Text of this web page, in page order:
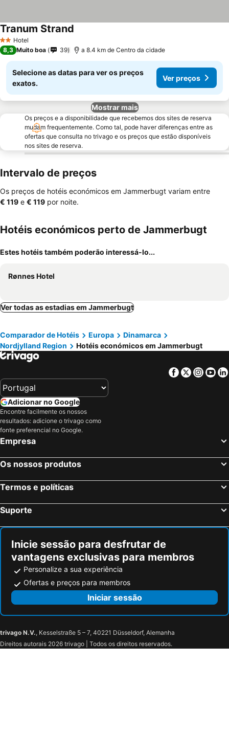
2 Estrelas
Hotel
Tranum Strand
8,3 Muito boa 39 a 8.4 km de Centro da cidade
Selecione as datas para ver os preços
exatos.
Ver preços
Mostrar mais
Os preços e a disponibilidade que recebemos dos sites de reserva
mudam frequentemente. Como tal, pode haver diferenças entre as
ofertas que consulta no trivago e os preços que estão disponíveis
nos sites de reserva.
Intervalo de preços
Os preços de hotéis económicos em Jammerbugt variam entre
‎€ 119 e ‎€ 119 por noite.
Hotéis económicos perto de Jammerbugt
Estes hotéis também poderão interessá-lo...
Rønnes Hotel
Ver todas as estadias em Jammerbugt
Comparador de Hotéis Europa
Dinamarca
Nordjylland Region
Hotéis económicos em Jammerbugt
Facebook
Twitter
Adicionar no Google
Encontre facilmente os nossos
resultados: adicione o trivago como
fonte preferencial no Google.
Empresa
Os nossos produtos
Termos e políticas
Suporte
Inicie sessão para desfrutar de
vantagens exclusivas para membros
Personalize a sua experiência
Ofertas e preços para membros
Iniciar sessão
trivago N.V., Kesselstraße 5 – 7, 40221 Düsseldorf, Alemanha
Direitos autorais 2026 trivago | Todos os direitos reservados.